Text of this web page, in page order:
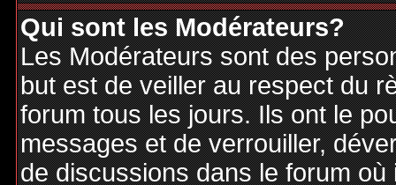
Qui sont les Modérateurs?
Les Modérateurs sont des
but est de veiller au respect du
forum tous les jours. Ils ont le
messages et de verrouiller,
de discussions dans le forum